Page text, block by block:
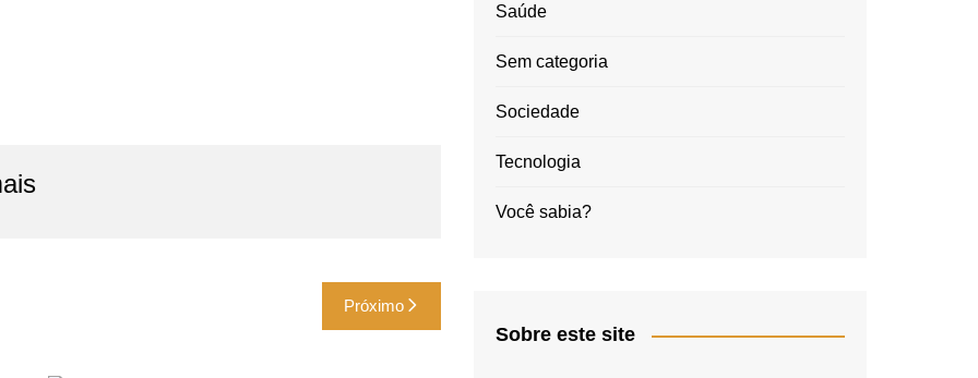
Próximo
Saúde
Sem categoria
Sociedade
Tecnologia
Você sabia?
Sobre este site